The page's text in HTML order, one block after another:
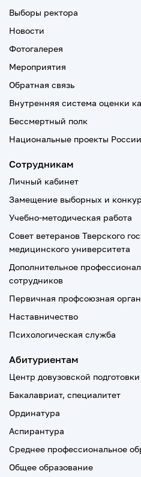
Выборы ректора
Новости
Фотогалерея
Мероприятия
Обратная связь
Внутренняя система оценки
Бессмертный полк
Национальные проекты России
Сотрудникам
Личный кабинет
Замещение выборных и
Учебно-методическая работа
Совет ветеранов Тверского
медицинского университета
Дополнительное
сотрудников
Первичная профсоюзная
Наставничество
Психологическая служба
Абитуриентам
Центр довузовской подготовки
Бакалавриат, специалитет
Ординатура
Аспирантура
Среднее профессиональное
Общее образование